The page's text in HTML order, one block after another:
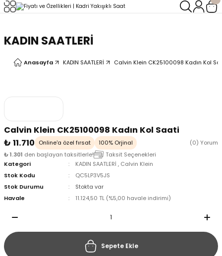
KADIN SAATLERİ
Anasayfa KADIN SAATLERİ Calvin Klein CK25100098 Kadın Kol
Calvin Klein CK25100098 Kadın Kol Saati
₺ 11.710
Online'a özel fırsat 100% Orjinal
(0) Yorum
₺ 1.301 den başlayan taksitlerle!
Taksit Seçenekleri
Kategori
KADIN SAATLERİ , Calvin Klein
Stok Kodu
QC5LP3V5JS
Stok Durumu
Stokta var
Havale
11.124,50 TL (%5,00 havale indirimi)
Sepete Ekle
Geri Dön
Geri Dön